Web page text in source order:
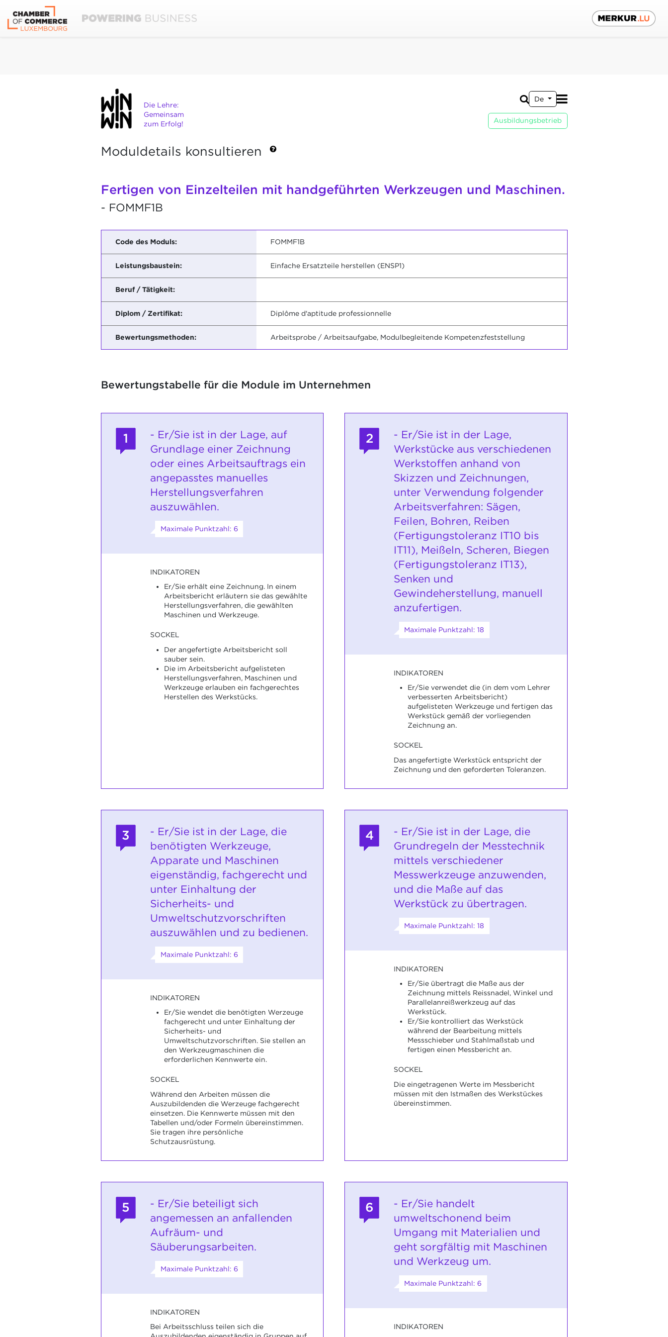
Die Lehre:
Gemeinsam
zum Erfolg!
De
Ausbildungsbetrieb
Moduldetails konsultieren
Fertigen von Einzelteilen mit handgeführten Werkzeugen und Maschinen.
- FOMMF1B
Code des Moduls: FOMMF1B
Leistungsbaustein: Einfache Ersatzteile herstellen (ENSP1)
Beruf / Tätigkeit:
Diplom / Zertifikat: Diplôme d'aptitude professionnelle
Bewertungsmethoden: Arbeitsprobe / Arbeitsaufgabe, Modulbegleitende Kompetenzfeststellung
Bewertungstabelle für die Module im Unternehmen
1
- Er/Sie ist in der Lage, auf
Grundlage einer Zeichnung
oder eines Arbeitsauftrags ein
angepasstes manuelles
Herstellungsverfahren
auszuwählen.
Maximale Punktzahl: 6
INDIKATOREN
Er/Sie erhält eine Zeichnung. In einem
Arbeitsbericht erläutern sie das gewählte
Herstellungsverfahren, die gewählten
Maschinen und Werkzeuge.
SOCKEL
Der angefertigte Arbeitsbericht soll
sauber sein.
Die im Arbeitsbericht aufgelisteten
Herstellungsverfahren, Maschinen und
Werkzeuge erlauben ein fachgerechtes
Herstellen des Werkstücks.
2
- Er/Sie ist in der Lage,
Werkstücke aus verschiedenen
Werkstoffen anhand von
Skizzen und Zeichnungen,
unter Verwendung folgender
Arbeitsverfahren: Sägen,
Feilen, Bohren, Reiben
(Fertigungstoleranz IT10 bis
IT11), Meißeln, Scheren, Biegen
(Fertigungstoleranz IT13),
Senken und
Gewindeherstellung, manuell
anzufertigen.
Maximale Punktzahl: 18
INDIKATOREN
Er/Sie verwendet die (in dem vom Lehrer
verbesserten Arbeitsbericht)
aufgelisteten Werkzeuge und fertigen das
Werkstück gemäß der vorliegenden
Zeichnung an.
SOCKEL
Das angefertigte Werkstück entspricht der
Zeichnung und den geforderten Toleranzen.
3
- Er/Sie ist in der Lage, die
benötigten Werkzeuge,
Apparate und Maschinen
eigenständig, fachgerecht und
unter Einhaltung der
Sicherheits- und
Umweltschutzvorschriften
auszuwählen und zu bedienen.
Maximale Punktzahl: 6
INDIKATOREN
Er/Sie wendet die benötigten Werzeuge
fachgerecht und unter Einhaltung der
Sicherheits- und
Umweltschutzvorschriften. Sie stellen an
den Werkzeugmaschinen die
erforderlichen Kennwerte ein.
SOCKEL
Während den Arbeiten müssen die
Auszubildenden die Werzeuge fachgerecht
einsetzen. Die Kennwerte müssen mit den
Tabellen und/oder Formeln übereinstimmen.
Sie tragen ihre persönliche
Schutzausrüstung.
4
- Er/Sie ist in der Lage, die
Grundregeln der Messtechnik
mittels verschiedener
Messwerkzeuge anzuwenden,
und die Maße auf das
Werkstück zu übertragen.
Maximale Punktzahl: 18
INDIKATOREN
Er/Sie übertragt die Maße aus der
Zeichnung mittels Reissnadel, Winkel und
Parallelanreißwerkzeug auf das
Werkstück.
Er/Sie kontrolliert das Werkstück
während der Bearbeitung mittels
Messschieber und Stahlmaßstab und
fertigen einen Messbericht an.
SOCKEL
Die eingetragenen Werte im Messbericht
müssen mit den Istmaßen des Werkstückes
übereinstimmen.
5
- Er/Sie beteiligt sich
angemessen an anfallenden
Aufräum- und
Säuberungsarbeiten.
Maximale Punktzahl: 6
INDIKATOREN
Bei Arbeitsschluss teilen sich die
6
- Er/Sie handelt
umweltschonend beim
Umgang mit Materialien und
geht sorgfältig mit Maschinen
und Werkzeug um.
Maximale Punktzahl: 6
INDIKATOREN